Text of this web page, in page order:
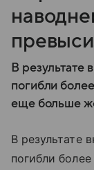
В результате
погибли
еще больше
В результате
погибли